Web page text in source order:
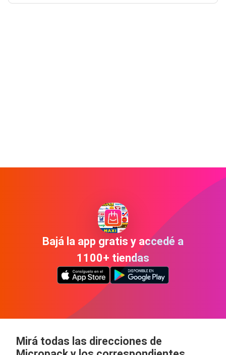
Bajá la app gratis y accedé a
1100+ tiendas
Mirá todas las direcciones de